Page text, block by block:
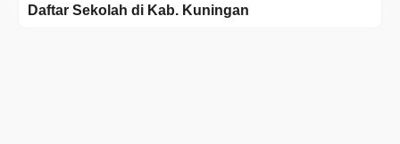
Daftar Sekolah di Kab. Kuningan